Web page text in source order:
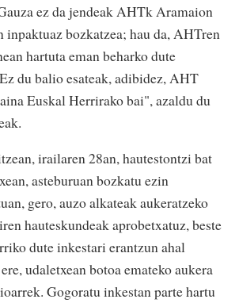
ez da jendeak AHTk Aramaion
inpaktuaz bozkatzea; hau da, AHTren
hartuta eman beharko dute
du balio esateak, adibidez, AHT
Euskal Herrirako bai", azaldu du
irailaren 28an, hautestontzi bat
asteburuan bozkatu ezin
gero, auzo alkateak aukeratzeko
hauteskundeak aprobetxatuz, beste
dute inkestari erantzun ahal
udaletxean botoa emateko aukera
Gogoratu inkestan parte hartu